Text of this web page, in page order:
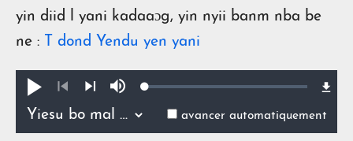
yin diid l yani kadaaɔg, yin nyii banm nba be
ne :
T dond Yendu yen yani
Pua
PrécédentSuivant
Lan Loaded:
avancer automatiquement